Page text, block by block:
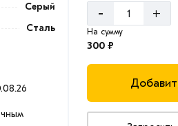
Серый
Сталь
- +
На сумму
300 ₽